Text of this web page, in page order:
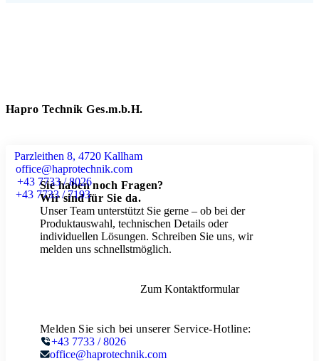
Hapro Technik Ges.m.b.H.
Parzleithen 8, 4720 Kallham
office@haprotechnik.com
+43 7733 / 8026
+43 7733 / 7193
Sie haben noch Fragen?
Wir sind für Sie da.
Unser Team unterstützt Sie gerne – ob bei der
Produktauswahl, technischen Details oder
individuellen Lösungen. Schreiben Sie uns, wir
melden uns schnellstmöglich.
Zum Kontaktformular
Melden Sie sich bei unserer Service-Hotline:
+43 7733 / 8026
office@haprotechnik.com